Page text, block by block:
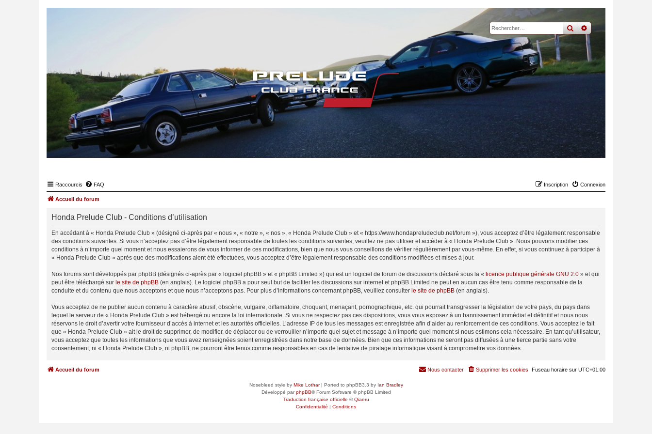
rechercher
recherche
Raccourcis FAQ Connexion
Inscription
Accueil du forum
Honda Prelude Club - Conditions d’utilisation
En accédant à « Honda Prelude Club » (désigné ci-après par « nous », « notre », « nos », « Honda Prelude Club » et « https://www.hondapreludeclub.net/forum »), vous acceptez d’être légalement responsable
des conditions suivantes. Si vous n’acceptez pas d’être légalement responsable de toutes les conditions suivantes, veuillez ne pas utiliser et accéder à « Honda Prelude Club ». Nous pouvons modifier ces
conditions à n’importe quel moment et nous essaierons de vous informer de ces modifications, bien que nous vous conseillons de vérifier régulièrement par vous-même. En effet, si vous continuez à participer à
« Honda Prelude Club » après que des modifications aient été effectuées, vous acceptez d’être légalement responsable des conditions modifiées et mises à jour.
Nos forums sont développés par phpBB (désignés ci-après par « logiciel phpBB » et « phpBB Limited ») qui est un logiciel de forum de discussions déclaré sous la « licence publique générale GNU 2.0 » et qui
peut être téléchargé sur le site de phpBB (en anglais). Le logiciel phpBB a pour seul but de faciliter les discussions sur internet et phpBB Limited ne peut en aucun cas être tenu comme responsable de la
conduite et du contenu que nous acceptons et que nous n’acceptons pas. Pour plus d’informations concernant phpBB, veuillez consulter le site de phpBB (en anglais).
Vous acceptez de ne publier aucun contenu à caractère abusif, obscène, vulgaire, diffamatoire, choquant, menaçant, pornographique, etc. qui pourrait transgresser la législation de votre pays, du pays dans
lequel le serveur de « Honda Prelude Club » est hébergé ou encore la loi internationale. Si vous ne respectez pas ces dispositions, vous vous exposez à un bannissement immédiat et définitif et nous nous
réservons le droit d’avertir votre fournisseur d’accès à internet et les autorités officielles. L’adresse IP de tous les messages est enregistrée afin d’aider au renforcement de ces conditions. Vous acceptez le fait
que « Honda Prelude Club » ait le droit de supprimer, de modifier, de déplacer ou de verrouiller n’importe quel sujet et message à n’importe quel moment si nous estimons cela nécessaire. En tant qu’utilisateur,
vous acceptez que toutes les informations que vous avez renseignées soient enregistrées dans notre base de données. Bien que ces informations ne seront pas diffusées à une tierce partie sans votre
consentement, ni « Honda Prelude Club », ni phpBB, ne pourront être tenus comme responsables en cas de tentative de piratage informatique visant à compromettre vos données.
Accueil du forum Fuseau horaire sur UTC+01:00
Supprimer les cookies
Nous contacter
Nosebleed style by Mike Lothar| Ported to phpBB3.3 by Ian Bradley
Développé parphpBB® Forum Software © phpBB Limited
Traduction française officielle ©Qiaeru
Confidentialité | Conditions